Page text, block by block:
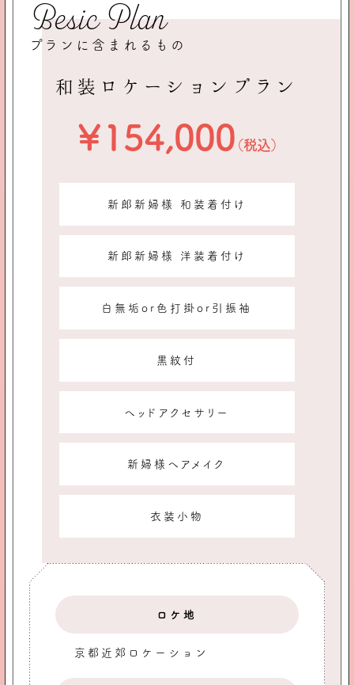
Besic Plan
プランに含まれるもの
和装ロケーションプラン
￥154,000 （税込）
新郎新婦様 和装着付け
新郎新婦様 洋装着付け
白無垢or色打掛or引振袖
黒紋付
ヘッドアクセサリー
新婦様ヘアメイク
衣装小物
ロケ地
京都近郊ロケーション